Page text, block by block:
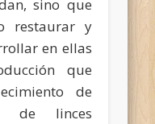
sino que
restaurar y
en ellas
que
de
de linces